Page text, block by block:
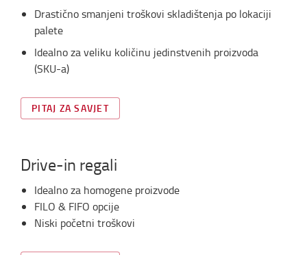
Drastično smanjeni troškovi skladištenja po lokaciji
palete
Idealno za veliku količinu jedinstvenih proizvoda
(SKU-a)
PITAJ ZA SAVJET
Drive-in regali
Idealno za homogene proizvode
FILO & FIFO opcije
Niski početni troškovi